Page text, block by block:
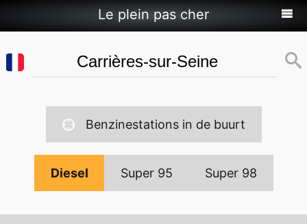
Le plein pas cher
Benzinestations in de buurt
Diesel Super 95 Super 98